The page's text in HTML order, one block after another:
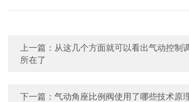
上一篇： 从这几个方面就可以看出气动控制
所在了
下一篇：气动角座比例阀使用了哪些技术原